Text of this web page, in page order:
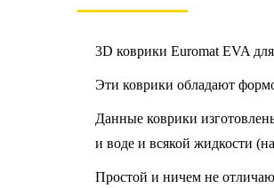
3D коврики Euromat EVA
Эти коврики обладают
Данные коврики
и воде и всякой жидкости
Простой и ничем не